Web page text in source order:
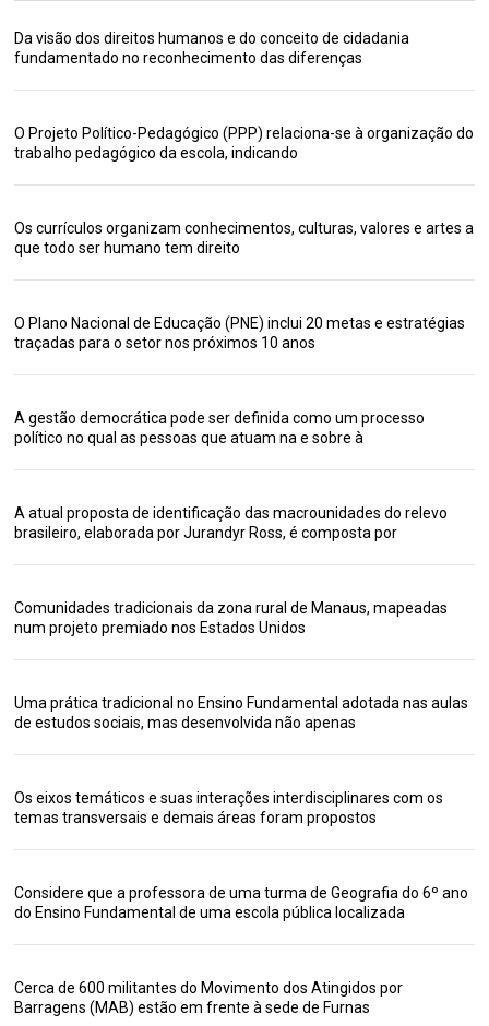
Da visão dos direitos humanos e do conceito de cidadania
fundamentado no reconhecimento das diferenças
O Projeto Político-Pedagógico (PPP) relaciona-se à organização do
trabalho pedagógico da escola, indicando
Os currículos organizam conhecimentos, culturas, valores e artes a
que todo ser humano tem direito
O Plano Nacional de Educação (PNE) inclui 20 metas e estratégias
traçadas para o setor nos próximos 10 anos
A gestão democrática pode ser definida como um processo
político no qual as pessoas que atuam na e sobre à
A atual proposta de identificação das macrounidades do relevo
brasileiro, elaborada por Jurandyr Ross, é composta por
Comunidades tradicionais da zona rural de Manaus, mapeadas
num projeto premiado nos Estados Unidos
Uma prática tradicional no Ensino Fundamental adotada nas aulas
de estudos sociais, mas desenvolvida não apenas
Os eixos temáticos e suas interações interdisciplinares com os
temas transversais e demais áreas foram propostos
Considere que a professora de uma turma de Geografia do 6º ano
do Ensino Fundamental de uma escola pública localizada
Cerca de 600 militantes do Movimento dos Atingidos por
Barragens (MAB) estão em frente à sede de Furnas